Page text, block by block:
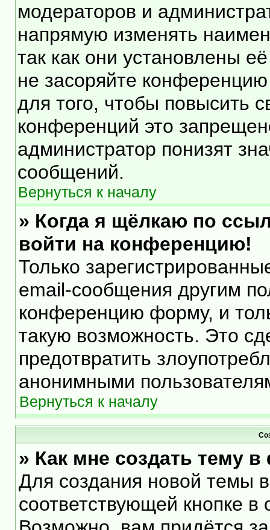
модераторов и
напрямую изменять
так как они установлены
не засоряйте
для того, чтобы повысить
конференций это
администратор понизят
сообщений.
Вернуться к началу
» Когда я щёлкаю по
войти на конференцию!
Только
email-сообщения другим
конференцию форму, и
такую возможность. Это
предотвратить
анонимными
Вернуться к началу
» Как мне создать тему
Для создания новой темы
соответствующей кнопке